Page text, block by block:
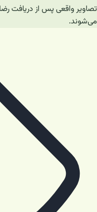
تصاویر واقعی پس از دریافت
می‌شوند.